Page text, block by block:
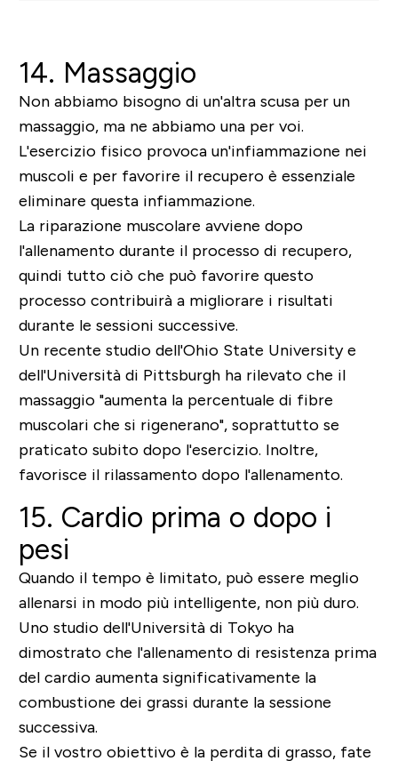
14. Massaggio
Non abbiamo bisogno di un'altra scusa per un
massaggio, ma ne abbiamo una per voi.
L'esercizio fisico provoca un'infiammazione nei
muscoli e per favorire il recupero è essenziale
eliminare questa infiammazione.
La riparazione muscolare avviene dopo
l'allenamento durante il processo di recupero,
quindi tutto ciò che può favorire questo
processo contribuirà a migliorare i risultati
durante le sessioni successive.
Un recente studio dell'Ohio State University e
dell'Università di Pittsburgh ha rilevato che il
massaggio "aumenta la percentuale di fibre
muscolari che si rigenerano", soprattutto se
praticato subito dopo l'esercizio. Inoltre,
favorisce il rilassamento dopo l'allenamento.
15. Cardio prima o dopo i
pesi
Quando il tempo è limitato, può essere meglio
allenarsi in modo più intelligente, non più duro.
Uno studio dell'Università di Tokyo ha
dimostrato che l'allenamento di resistenza prima
del cardio aumenta significativamente la
combustione dei grassi durante la sessione
successiva.
Se il vostro obiettivo è la perdita di grasso, fate